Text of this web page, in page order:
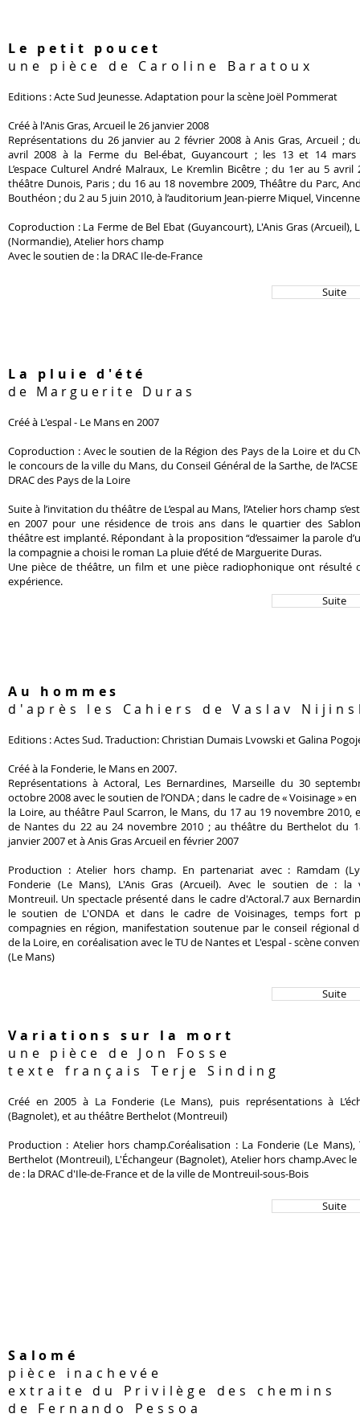
Le petit poucet
une pièce de Caroline Baratoux
Editions : Acte Sud Jeunesse. Adaptation pour la scène Joël Pommerat
Créé à l'Anis Gras, Arcueil le 26 janvier 2008
Représentations du 26 janvier au 2 février 2008 à Anis Gras, Arcueil ;
avril 2008 à la Ferme du Bel-ébat, Guyancourt ; les 13 et 14 mars
L’espace Culturel André Malraux, Le Kremlin Bicêtre ; du 1er au 5 avril
théâtre Dunois, Paris ; du 16 au 18 novembre 2009, Théâtre du Parc,
Bouthéon ; du 2 au 5 juin 2010, à l’auditorium Jean-pierre Miquel,
Coproduction : La Ferme de Bel Ebat (Guyancourt), L'Anis Gras (Arcueil),
(Normandie), Atelier hors champ
Avec le soutien de : la DRAC Ile-de-France
Suite
La pluie d'été
de Marguerite Duras
Créé à L'espal - Le Mans en 2007
Coproduction : Avec le soutien de la Région des Pays de la Loire et du
le concours de la ville du Mans, du Conseil Général de la Sarthe, de
DRAC des Pays de la Loire
Suite à l’invitation du théâtre de L’espal au Mans, l’Atelier hors champ
en 2007 pour une résidence de trois ans dans le quartier des
théâtre est implanté. Répondant à la proposition “d’essaimer la parole
la compagnie a choisi le roman La pluie d’été de Marguerite Duras.
Une pièce de théâtre, un film et une pièce radiophonique ont résulté
expérience.
Suite
Au hommes
d'après les Cahiers de Vaslav
Editions : Actes Sud. Traduction: Christian Dumais Lvowski et Galina
Créé à la Fonderie, le Mans en 2007.
Représentations à Actoral, Les Bernardines, Marseille du 30
octobre 2008 avec le soutien de l’ONDA ; dans le cadre de « Voisinage » en
la Loire, au théâtre Paul Scarron, le Mans, du 17 au 19 novembre 2010,
de Nantes du 22 au 24 novembre 2010 ; au théâtre du Berthelot du
janvier 2007 et à Anis Gras Arcueil en février 2007
Production : Atelier hors champ. En partenariat avec : Ramdam
Fonderie (Le Mans), L'Anis Gras (Arcueil). Avec le soutien de : la
Montreuil. Un spectacle présenté dans le cadre d'Actoral.7 aux
le soutien de L'ONDA et dans le cadre de Voisinages, temps fort
compagnies en région, manifestation soutenue par le conseil régional
de la Loire, en coréalisation avec le TU de Nantes et L'espal - scène
(Le Mans)
Suite
Variations sur la mort
une pièce de Jon Fosse
texte français Terje Sinding
Créé en 2005 à La Fonderie (Le Mans), puis représentations à
(Bagnolet), et au théâtre Berthelot (Montreuil)
Production : Atelier hors champ.Coréalisation : La Fonderie (Le Mans),
Berthelot (Montreuil), L'Échangeur (Bagnolet), Atelier hors champ.Avec
de : la DRAC d'Ile-de-France et de la ville de Montreuil-sous-Bois
Suite
Salomé
pièce inachevée
extraite du Privilège des chemins
de Fernando Pessoa